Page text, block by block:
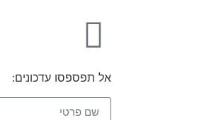
אל תפספסו עדכונים: